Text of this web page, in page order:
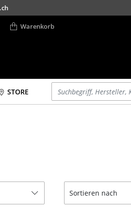
Warenkorb
STORE Einen Suchbegriff
Nachttische &
Bettzubehör
... alle Betten
Sortieren nach